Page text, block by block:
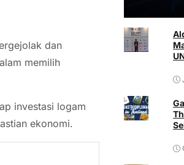
dan
memilih
investasi logam
ekonomi.